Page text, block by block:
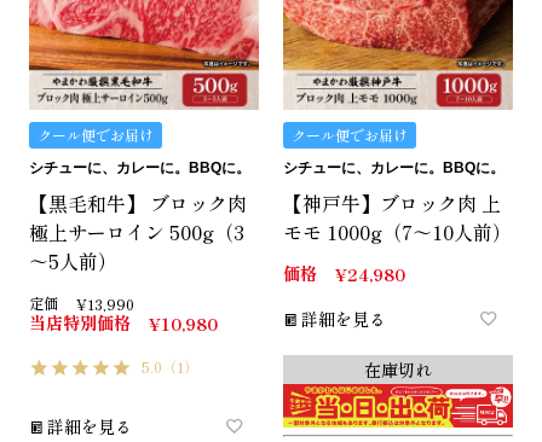
クール便でお届け
シチューに、カレーに。BBQに。
【黒毛和牛】 ブロック肉
極上サーロイン 500g（3
～5人前）
定価 ¥13,990
当店特別価格 ¥10,980
5.0 （1）
詳細を見る
クール便でお届け
シチューに、カレーに。BBQに。
【神戸牛】ブロック肉 上
モモ 1000g（7～10人前）
価格 ¥24,980
詳細を見る
在庫切れ